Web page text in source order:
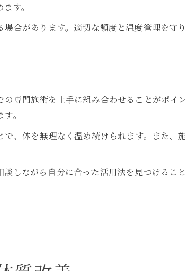
す。
合があります。適切な頻度と温度管理を守
専門施術を上手に組み合わせることがポイ
。
、体を無理なく温め続けられます。また、
しながら自分に合った活用法を見つけるこ